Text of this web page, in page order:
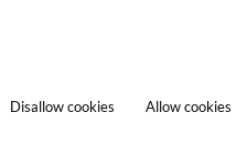
Disallow cookies Allow cookies